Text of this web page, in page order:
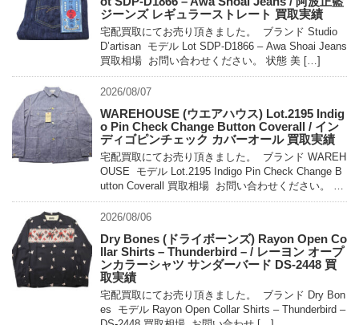
ジーンズ レギュラーストレート 買取実績
宅配買取にてお売り頂きました。 ブランド Studio
D’artisan モデル Lot SDP-D1866 – Awa Shoai Jeans
買取相場 お問い合わせください。 状態 美 […]
2026/08/07
WAREHOUSE (ウエアハウス) Lot.2195 Indig
o Pin Check Change Button Coverall / イン
ディゴピンチェック カバーオール 買取実績
宅配買取にてお売り頂きました。 ブランド WAREH
OUSE モデル Lot.2195 Indigo Pin Check Change B
utton Coverall 買取相場 お問い合わせください。 状
態 未使用 […]
2026/08/06
Dry Bones (ドライボーンズ) Rayon Open Co
llar Shirts – Thunderbird – / レーヨン オープ
ンカラーシャツ サンダーバード DS-2448 買
取実績
宅配買取にてお売り頂きました。 ブランド Dry Bon
es モデル Rayon Open Collar Shirts – Thunderbird –